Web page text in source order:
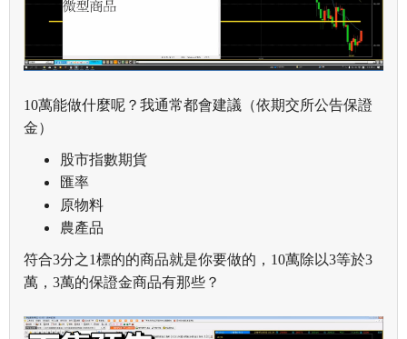
10萬能做什麼呢？我通常都會建議（依期交所公告保證
金）
股市指數期貨
匯率
原物料
農產品
符合3分之1標的的商品就是你要做的，10萬除以3等於3
萬，3萬的保證金商品有那些？